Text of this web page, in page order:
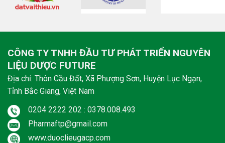
CÔNG TY TNHH ĐẦU TƯ PHÁT TRIỂN NGUYÊN
LIỆU DƯỢC FUTURE
Địa chỉ: Thôn Cầu Đất, Xã Phượng Sơn, Huyện Lục Ngạn,
Tỉnh Bắc Giang, Việt Nam
0204 2222 202 : 0378.008.493
Pharmaftp@gmail.com
www.duoclieugacp.com